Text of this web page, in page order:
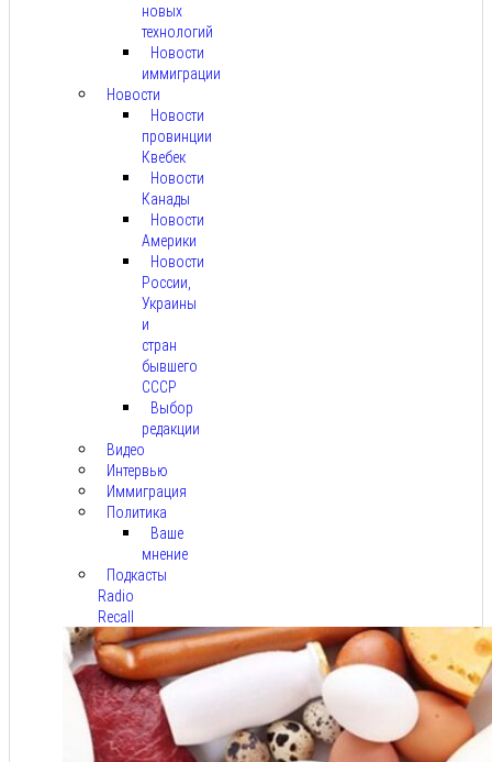
новых
технологий
Новости
иммиграции
Новости
Новости
провинции
Квебек
Новости
Канады
Новости
Америки
Новости
России,
Украины
и
стран
бывшего
СССР
Выбор
редакции
Видео
Интервью
Иммиграция
Политика
Ваше
мнение
Подкасты
Radio
Recall